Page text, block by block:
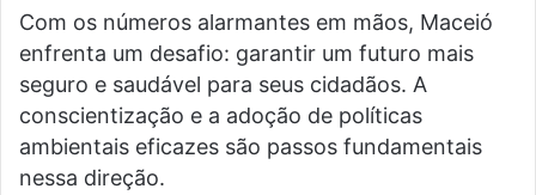
Com os números alarmantes em mãos, Maceió
enfrenta um desafio: garantir um futuro mais
seguro e saudável para seus cidadãos. A
conscientização e a adoção de políticas
ambientais eficazes são passos fundamentais
nessa direção.